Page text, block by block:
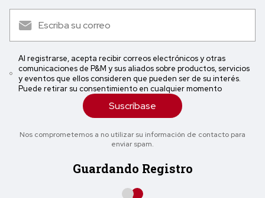
Al registrarse, acepta recibir correos electrónicos y otras
comunicaciones de P&M y sus aliados sobre productos, servicios
y eventos que ellos consideren que pueden ser de su interés.
Puede retirar su consentimiento en cualquier momento
Suscríbase
Nos comprometemos a no utilizar su información de contacto para
enviar spam.
Guardando Registro